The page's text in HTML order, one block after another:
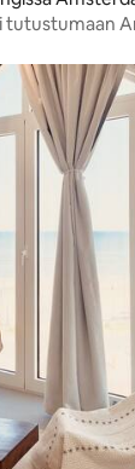
tutustumaan